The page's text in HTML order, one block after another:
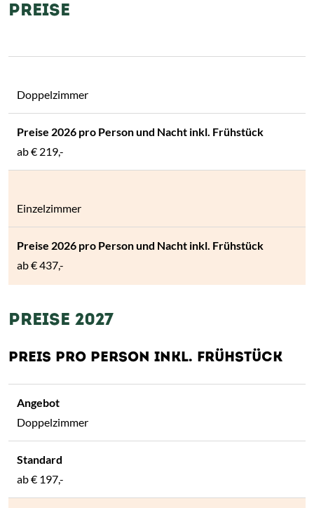
PREISE
Doppelzimmer
ab€ 219,-
Einzelzimmer
ab€ 437,-
PREISE 2027
PREIS PRO PERSON INKL. FRÜHSTÜCK
Doppelzimmer
ab€ 197,-